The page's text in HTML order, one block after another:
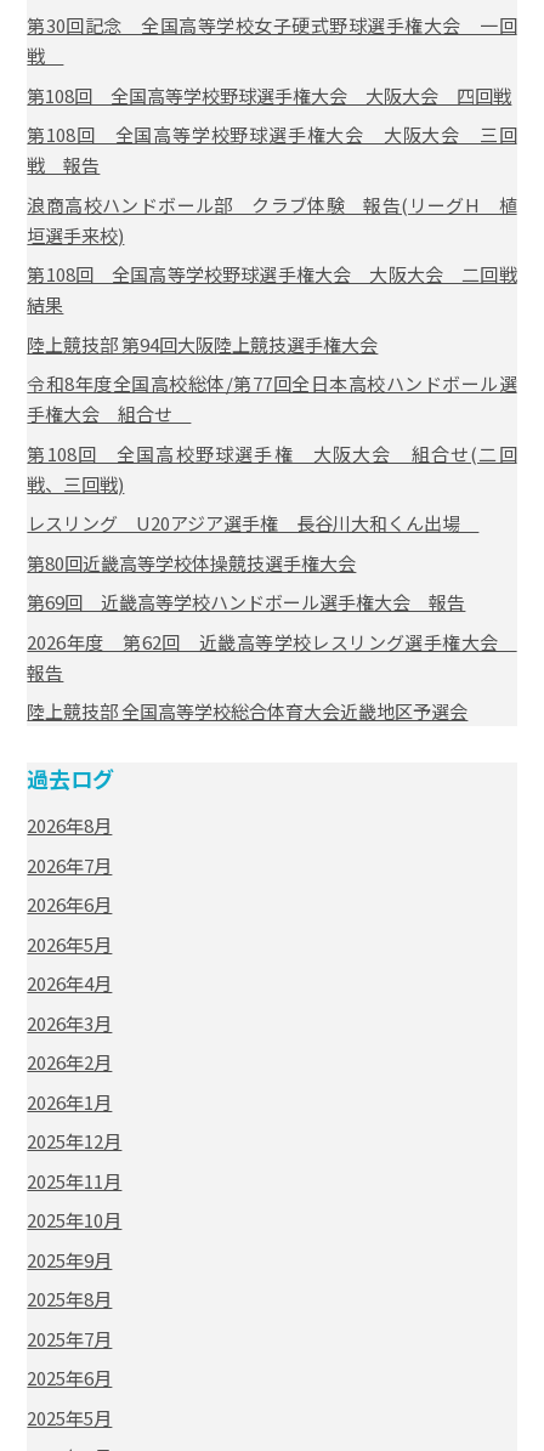
第30回記念 全国高等学校女子硬式野球選手権大会 一回
戦
第108回 全国高等学校野球選手権大会 大阪大会 四回戦
第108回 全国高等学校野球選手権大会 大阪大会 三回
戦 報告
浪商高校ハンドボール部 クラブ体験 報告(リーグH 植
垣選手来校)
第108回 全国高等学校野球選手権大会 大阪大会 二回戦
結果
陸上競技部 第94回大阪陸上競技選手権大会
令和8年度全国高校総体/第77回全日本高校ハンドボール選
手権大会 組合せ
第108回 全国高校野球選手権 大阪大会 組合せ(二回
戦、三回戦)
レスリング U20アジア選手権 長谷川大和くん出場
第80回近畿高等学校体操競技選手権大会
第69回 近畿高等学校ハンドボール選手権大会 報告
2026年度 第62回 近畿高等学校レスリング選手権大会
報告
陸上競技部 全国高等学校総合体育大会近畿地区予選会
過去ログ
2026年8月
2026年7月
2026年6月
2026年5月
2026年4月
2026年3月
2026年2月
2026年1月
2025年12月
2025年11月
2025年10月
2025年9月
2025年8月
2025年7月
2025年6月
2025年5月